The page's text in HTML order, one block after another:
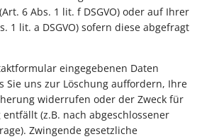
6 Abs. 1 lit. f DSGVO) oder auf Ihrer
1 lit. a DSGVO) sofern diese abgefragt
eingegebenen Daten
Sie uns zur Löschung auffordern, Ihre
widerrufen oder der Zweck für
(z.B. nach abgeschlossener
Zwingende gesetzliche